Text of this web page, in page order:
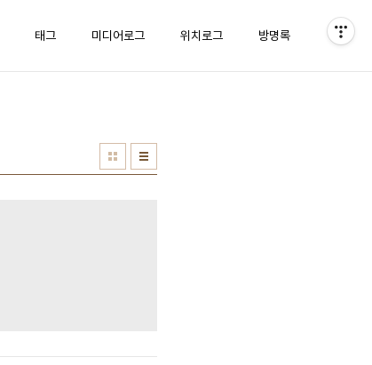
태그 미디어로그 위치로그 방명록